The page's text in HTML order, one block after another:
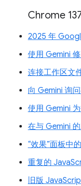
Chrome
2025 年
使用 Gemini
连接工作区文
向 Gemini 询
使用 Gemini
在与 Gemini
“效果”面板中
重复的
旧版